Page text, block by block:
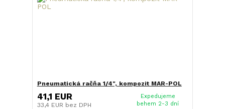
Pneumatická račňa 1/4", kompozit MAR-POL
41,1 EUR
33,4 EUR bez DPH
Expedujeme
behem 2-3 dní